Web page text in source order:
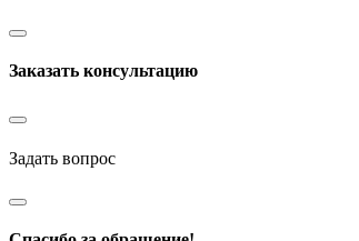
Заказать консультацию
Задать вопрос